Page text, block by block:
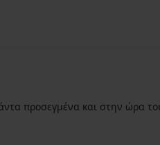
προσεγμένα και στην ώρα